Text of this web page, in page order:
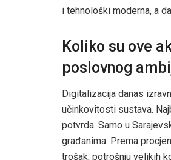
i tehnološki moderna, a
Koliko su ove
poslovnog
Digitalizacija danas
učinkovitosti sustava.
potvrda. Samo u
građanima. Prema
trošak, potrošnju velikih